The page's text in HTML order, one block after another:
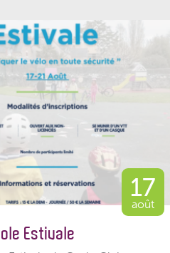
17
août
Estivale